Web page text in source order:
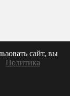
сайт, вы
Политика